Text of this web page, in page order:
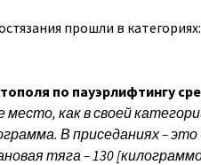
прошли в
по пауэрлифтингу
место, как в своей
В приседаниях – это
тяга – 130